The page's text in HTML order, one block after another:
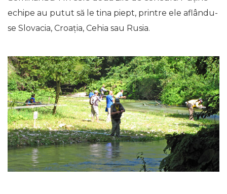
echipe au putut să le tina piept, printre ele aflându-
se Slovacia, Croația, Cehia sau Rusia.